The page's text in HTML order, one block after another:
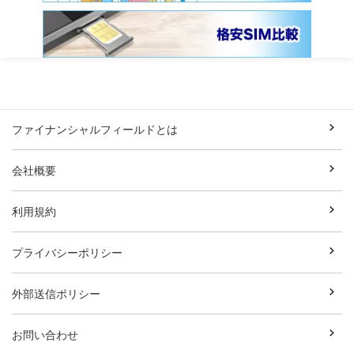
ファイナンシャルフィールドとは
会社概要
利用規約
プライバシーポリシー
外部送信ポリシー
お問い合わせ